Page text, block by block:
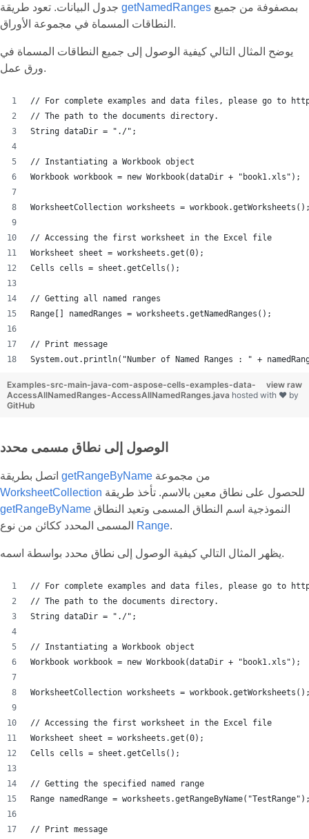
getNamedRanges
النطاقات المسماة في مجموعة الأوراق.
يوضح المثال التالي كيفية الوصول إلى جميع النطاقات المسماة في
ورق عمل.
// For complete examples and data files, please go to
// The path to the documents directory.
String dataDir = "./";
// Instantiating a Workbook object
Workbook workbook = new Workbook(dataDir + "book1.xls");
WorksheetCollection worksheets =
// Accessing the first worksheet in the Excel file
Worksheet sheet = worksheets.get(0);
Cells cells = sheet.getCells();
// Getting all named ranges
Range[] namedRanges = worksheets.getNamedRanges();
// Print message
System.out.println("Number of Named Ranges : " +
view raw
Examples-src-main-java-com-aspose-cells-examples-data-
AccessAllNamedRanges-AccessAllNamedRanges.java hosted with ❤ by
GitHub
الوصول إلى نطاق مسمى محدد
getRangeByName من مجموعة
WorksheetCollection للحصول على نطاق معين بالاسم. تأخذ طريقة
getRangeByName
Range.
يظهر المثال التالي كيفية الوصول إلى نطاق محدد بواسطة اسمه.
// For complete examples and data files, please go to
// The path to the documents directory.
String dataDir = "./";
// Instantiating a Workbook object
Workbook workbook = new Workbook(dataDir + "book1.xls");
WorksheetCollection worksheets =
// Accessing the first worksheet in the Excel file
Worksheet sheet = worksheets.get(0);
Cells cells = sheet.getCells();
// Getting the specified named range
Range namedRange =
// Print message